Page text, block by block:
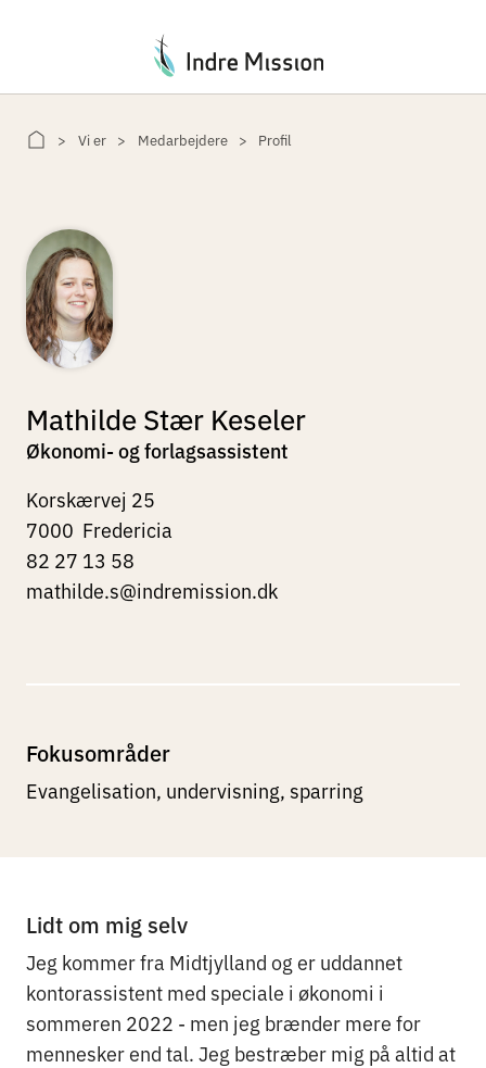
Vi er Medarbejdere Profil
Mathilde Stær Keseler
Økonomi- og forlagsassistent
Korskærvej 25
7000 Fredericia
82 27 13 58
mathilde.s@indremission.dk
Fokusområder
Evangelisation, undervisning, sparring
Lidt om mig selv
Jeg kommer fra Midtjylland og er uddannet
kontorassistent med speciale i økonomi i
sommeren 2022 - men jeg brænder mere for
mennesker end tal. Jeg bestræber mig på altid at